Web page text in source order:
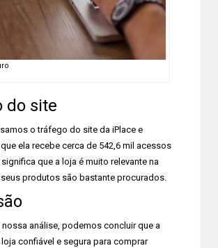
do site
o tráfego do site da iPlace e
ela recebe cerca de 542,6 mil acessos
que a loja é muito relevante na
seus produtos são bastante procurados.
nossa análise, podemos concluir que a
loja confiável e segura para comprar